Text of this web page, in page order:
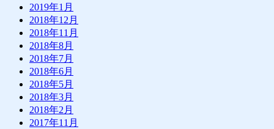
2019年1月
2018年12月
2018年11月
2018年8月
2018年7月
2018年6月
2018年5月
2018年3月
2018年2月
2017年11月